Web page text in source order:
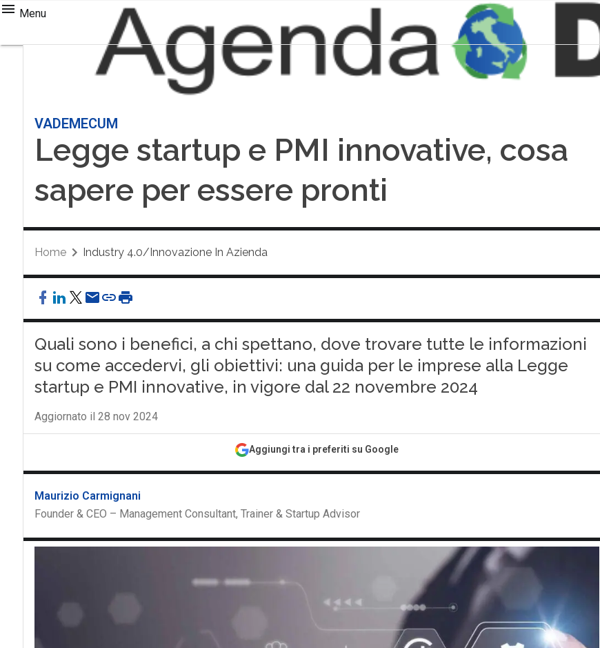
Menu
VADEMECUM
Legge startup e PMI innovative, cosa
sapere per essere pronti
Home Industry 4.0/Innovazione In Azienda
Quali sono i benefici, a chi spettano, dove trovare tutte le informazioni
su come accedervi, gli obiettivi: una guida per le imprese alla Legge
startup e PMI innovative, in vigore dal 22 novembre 2024
Aggiornato il 28 nov 2024
Aggiungi tra i preferiti su Google
Maurizio Carmignani
Founder & CEO – Management Consultant, Trainer & Startup Advisor